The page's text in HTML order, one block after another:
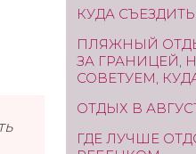
КУДА
ПЛЯЖНЫЙ
ЗА ГРАНИЦЕЙ,
СОВЕТУЕМ,
ОТДЫХ В
ГДЕ ЛУЧШЕ